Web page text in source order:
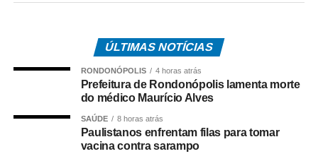
ÚLTIMAS NOTÍCIAS
RONDONÓPOLIS 4 horas atrás
Prefeitura de Rondonópolis lamenta morte
do médico Maurício Alves
SAÚDE 8 horas atrás
Paulistanos enfrentam filas para tomar
vacina contra sarampo